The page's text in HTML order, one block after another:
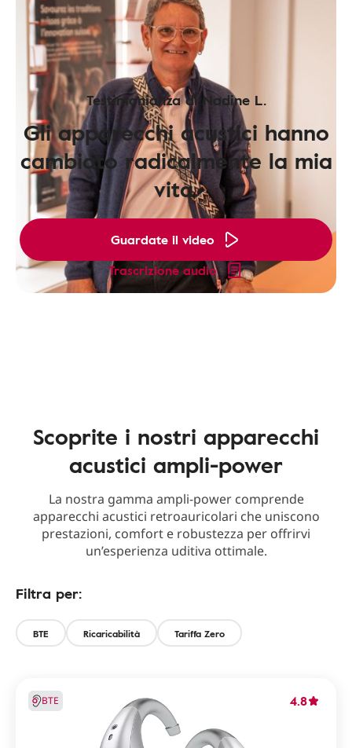
Testimonianza di Nadine L.
Gli apparecchi acustici hanno
cambiato radicalmente la mia
vita.
Guardate il video
Trascrizione audio
Scoprite i nostri apparecchi
acustici ampli-power
La nostra gamma ampli-power comprende
apparecchi acustici retroauricolari che uniscono
prestazioni, comfort e robustezza per offrirvi
un’esperienza uditiva ottimale.
Filtra per:
BTE Ricaricabilità Tariffa Zero
BTE 4.8